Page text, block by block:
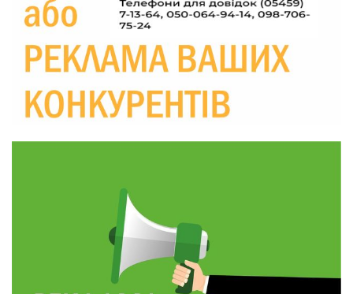
28 лип
Житлові сертифікати, підготовка до зими та
підтримка ВПО: підсумки засідання виконкому
Краснопільської селищної ради
10:36
28 лип
Валентина Масалітіна: «Нас тримає віра в
Перемогу і повернення додому»
Обмежено придатний, але безмежно
вмотивований: Як колишній лісівник став асом
артилерії
490 пацієнтів та 15 відвіданих сіл: МБФ
«Альянс громадського здоров’я» підбив